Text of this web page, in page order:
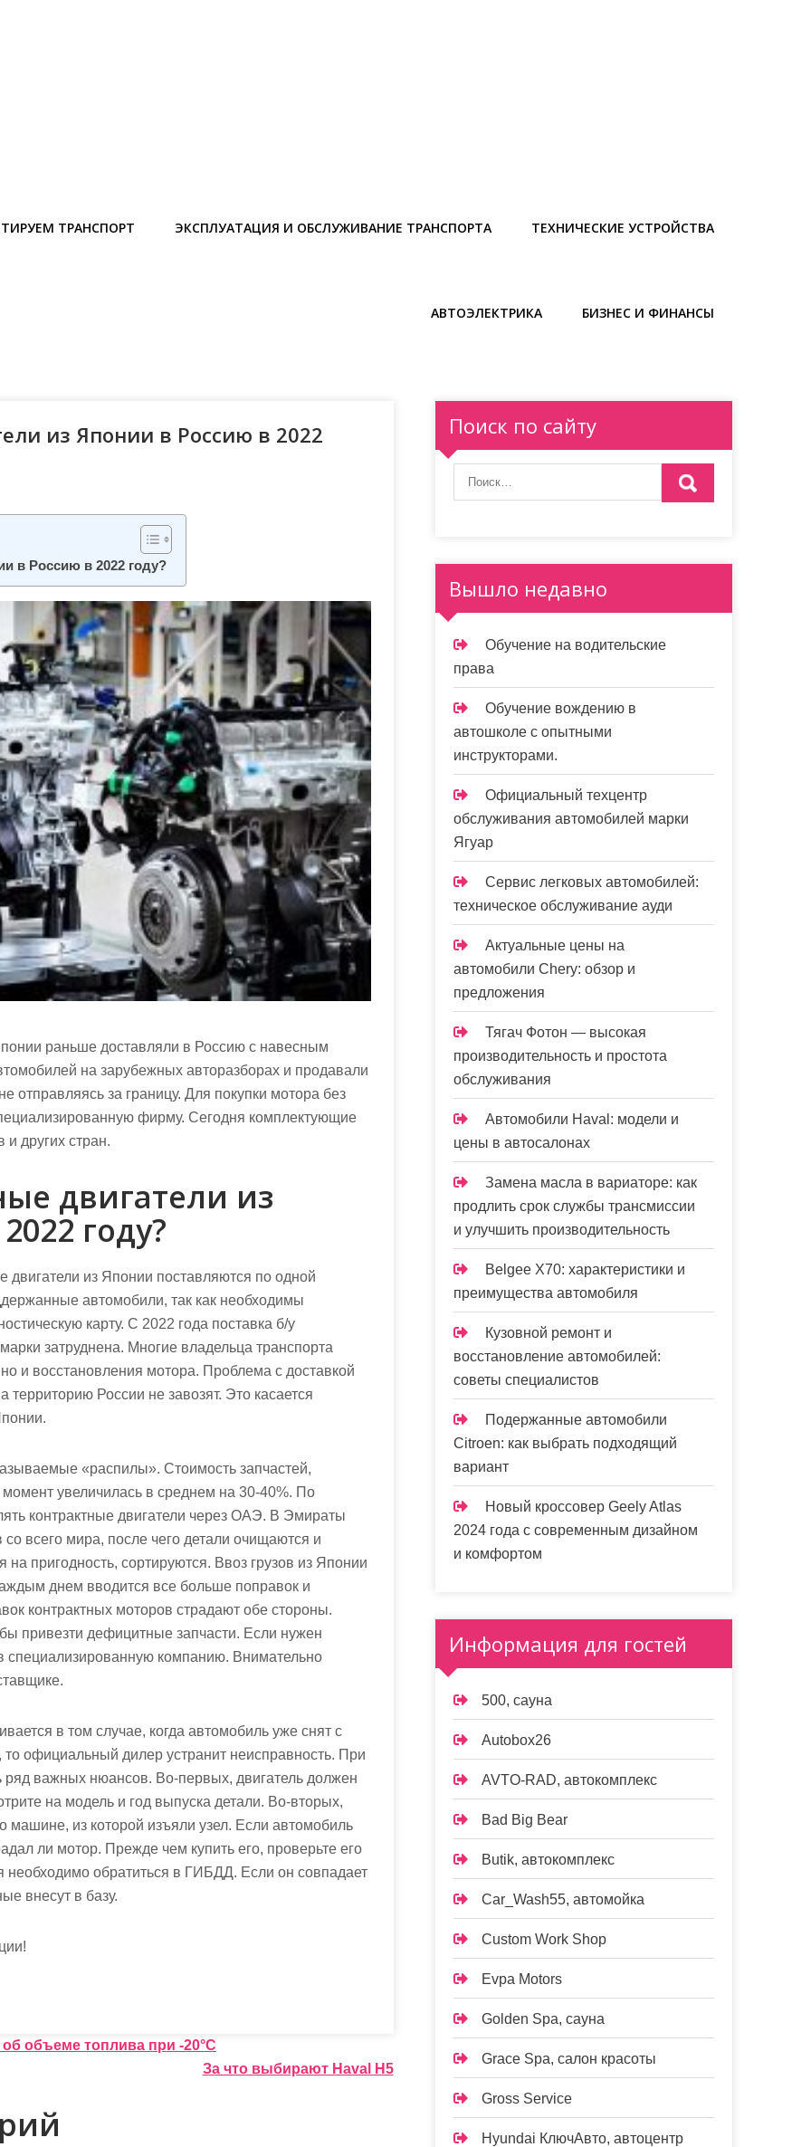
ТРАНСПОРТ ЭКСПЛУАТАЦИЯ И ОБСЛУЖИВАНИЕ ТРАНСПОРТА ТЕХНИЧЕСКИЕ УСТРОЙСТВА
АВТОЭЛЕКТРИКА БИЗНЕС И ФИНАНСЫ
из Японии в Россию в 2022
в Россию в 2022 году?
раньше доставляли в Россию с навесным
на зарубежных авторазборах и продавали
отправляясь за границу. Для покупки мотора без
фирму. Сегодня комплектующие
других стран.
двигатели из
году?
двигатели из Японии поставляются по одной
автомобили, так как необходимы
карту. С 2022 года поставка б/у
затруднена. Многие владельца транспорта
и восстановления мотора. Проблема с доставкой
России не завозят. Это касается
«распилы». Стоимость запчастей,
увеличилась в среднем на 30-40%. По
контрактные двигатели через ОАЭ. В Эмираты
всего мира, после чего детали очищаются и
пригодность, сортируются. Ввоз грузов из Японии
днем вводится все больше поправок и
контрактных моторов страдают обе стороны.
привезти дефицитные запчасти. Если нужен
специализированную компанию. Внимательно
в том случае, когда автомобиль уже снят с
официальный дилер устранит неисправность. При
ряд важных нюансов. Во-первых, двигатель должен
на модель и год выпуска детали. Во-вторых,
из которой изъяли узел. Если автомобиль
ли мотор. Прежде чем купить его, проверьте его
необходимо обратиться в ГИБДД. Если он совпадает
внесут в базу.
объеме топлива при -20°С
За что выбирают Haval H5
Поиск по сайту
Вышло недавно
Обучение на водительские
права
Обучение вождению в
автошколе с опытными
инструкторами.
Официальный техцентр
обслуживания автомобилей марки
Ягуар
Сервис легковых автомобилей:
техническое обслуживание ауди
Актуальные цены на
автомобили Chery: обзор и
предложения
Тягач Фотон — высокая
производительность и простота
обслуживания
Автомобили Haval: модели и
цены в автосалонах
Замена масла в вариаторе: как
продлить срок службы трансмиссии
и улучшить производительность
Belgee X70: характеристики и
преимущества автомобиля
Кузовной ремонт и
восстановление автомобилей:
советы специалистов
Подержанные автомобили
Citroen: как выбрать подходящий
вариант
Новый кроссовер Geely Atlas
2024 года с современным дизайном
и комфортом
Информация для гостей
500, сауна
Autobox26
AVTO-RAD, автокомплекс
Bad Big Bear
Butik, автокомплекс
Car_Wash55, автомойка
Custom Work Shop
Evpa Motors
Golden Spa, сауна
Grace Spa, салон красоты
Gross Service
Hyundai КлючАвто, автоцентр